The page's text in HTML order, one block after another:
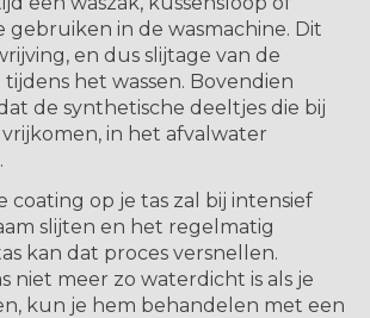
in de wasmachine. Dit
en dus slijtage van de
het wassen. Bovendien
de synthetische deeltjes die bij
in het afvalwater
coating op je tas zal bij intensief
slijten en het regelmatig
kan dat proces versnellen.
niet meer zo waterdicht is als je
kun je hem behandelen met een